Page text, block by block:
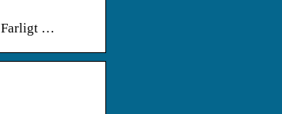
Farligt …